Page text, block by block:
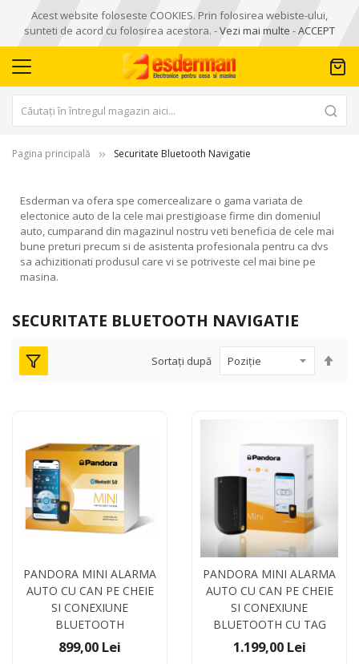
Acest website foloseste COOKIES. Prin folosirea webiste-ului,
sunteti de acord cu folosirea acestora. -Vezi mai multe -ACCEPT
Pagina principală Securitate Bluetooth Navigatie
Esderman va ofera spe comercealizare o gama variata de
electonice auto de la cele mai prestigioase firme din domeniul
auto, cumparand din magazinul nostru veti beneficia de cele mai
bune preturi precum si de asistenta profesionala pentru ca dvs
sa achizitionati produsul care vi se potriveste cel mai bine pe
masina.
SECURITATE BLUETOOTH NAVIGATIE
Sortați după
PANDORA MINI ALARMA
AUTO CU CAN PE CHEIE
SI CONEXIUNE
BLUETOOTH
899,00 Lei
PANDORA MINI ALARMA
AUTO CU CAN PE CHEIE
SI CONEXIUNE
BLUETOOTH CU TAG
1.199,00 Lei